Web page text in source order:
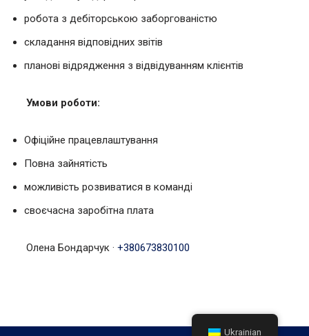
робота з дебіторською заборгованістю
складання відповідних звітів
планові відрядження з відвідуванням клієнтів
Умови роботи:
Офіційне працевлаштування
Повна зайнятість
можливість розвиватися в команді
своєчасна заробітна плата
Олена Бондарчук· +380673830100
Ukrainian